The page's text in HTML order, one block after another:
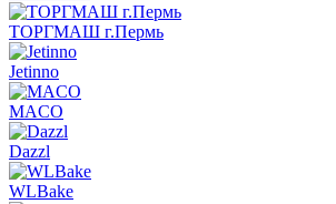
ТОРГМАШ г.Пермь
Jetinno
MACO
Dazzl
WLBake